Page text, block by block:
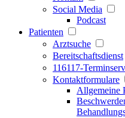
Social Media
Podcast
Patienten
Arztsuche
Bereitschaftsdienst
116117-
Kontaktformulare
Allgemeine